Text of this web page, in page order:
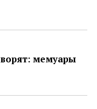
мемуары